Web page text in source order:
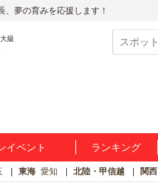
夢の育みを応援します！
イベント ランキング
東海 愛知 北陸・甲信越 関西